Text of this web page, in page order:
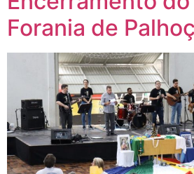
Forania de